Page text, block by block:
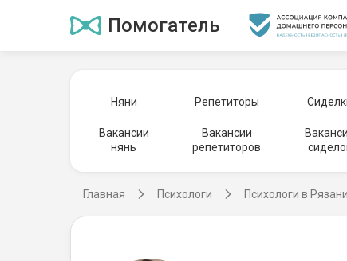
Помогатель
Няни Репетиторы
Вакансии
нянь
Вакансии
репетиторов
Главная Психологи Психологи в Рязани